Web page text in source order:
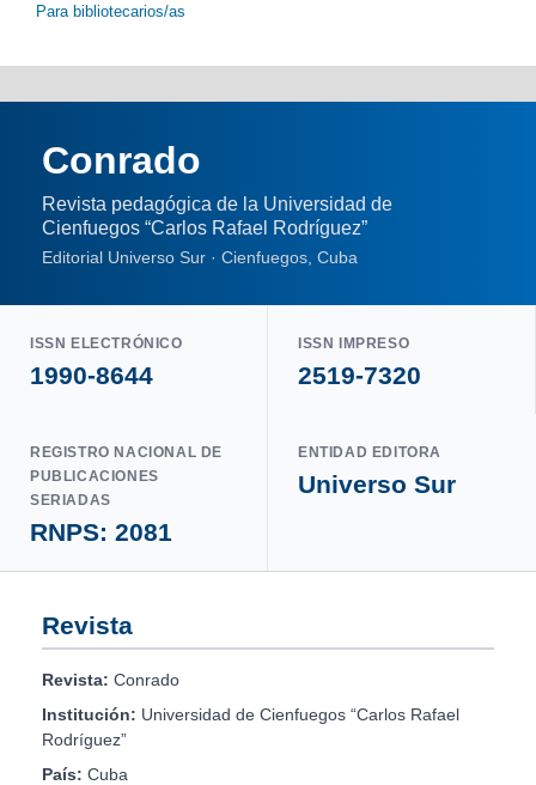
Para bibliotecarios/as
Conrado
Revista pedagógica de la Universidad de
Cienfuegos “Carlos Rafael Rodríguez”
Editorial Universo Sur · Cienfuegos, Cuba
ISSN ELECTRÓNICO
1990-8644
ISSN IMPRESO
2519-7320
REGISTRO NACIONAL DE
PUBLICACIONES
SERIADAS
RNPS: 2081
ENTIDAD EDITORA
Universo Sur
Revista
Revista: Conrado
Institución: Universidad de Cienfuegos “Carlos Rafael
Rodríguez”
País: Cuba